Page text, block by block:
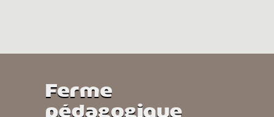
Ferme
pédagogique